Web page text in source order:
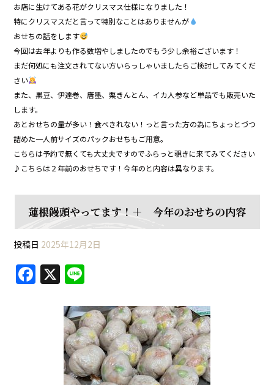
お店に生けてある花がクリスマス仕様になりました！
特にクリスマスだと言って特別なことはありませんが
おせちの話をします
今回は去年よりも作る数増やしましたのでもう少し余裕ございます！
まだ何処にも注文されてない方いらっしゃいましたらご検討してみてくだ
さい
また、黒豆、伊達巻、唐墨、栗きんとん、イカ人参など単品でも販売いた
します。
あとおせちの量が多い！食べきれない！っと言った方の為にちょっとづつ
詰めた一人前サイズのパックおせちもご用意。
こちらは予約で無くても大丈夫ですのでふらっと覗きに来てみてください
♪こちらは２年前のおせちです！今年のと内容は異なります。
蓮根饅頭やってます！＋ 今年のおせちの内容
投稿日 2025年12月2日
F
a
X
e